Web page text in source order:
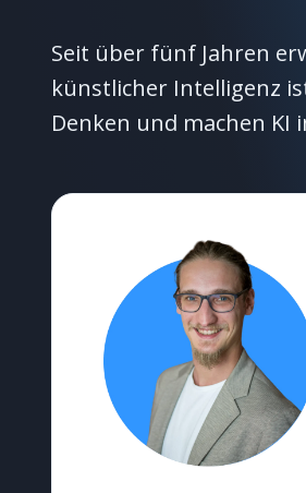
Seit über fünf Jahren
künstlicher Intelligenz
Denken und machen